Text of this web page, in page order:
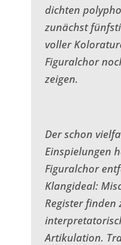
dichten
zunächst
voller
Figuralchor
zeigen.
Der schon
Einspielungen
Figuralchor
Klangideal:
Register finden
Artikulation.